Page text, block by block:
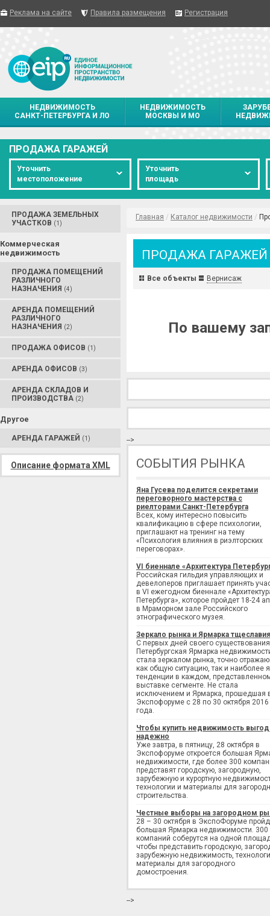
Реклама на сайте Правила размещения Регистрация
НЕДВИЖИМОСТЬ
САНКТ-ПЕТЕРБУРГА И ЛО
НЕДВИЖИМОСТЬ
МОСКВЫ И МО
ПРОДАЖА ГАРАЖЕЙ
Уточнить
местоположение
Уточнить
площадь
ПРОДАЖА ЗЕМЕЛЬНЫХ
УЧАСТКОВ (1)
Коммерческая
недвижимость
ПРОДАЖА ПОМЕЩЕНИЙ
РАЗЛИЧНОГО
НАЗНАЧЕНИЯ (4)
АРЕНДА ПОМЕЩЕНИЙ
РАЗЛИЧНОГО
НАЗНАЧЕНИЯ (2)
ПРОДАЖА ОФИСОВ (1)
АРЕНДА ОФИСОВ (3)
АРЕНДА СКЛАДОВ И
ПРОИЗВОДСТВА (2)
Другое
АРЕНДА ГАРАЖЕЙ (1)
Описание формата XML
Главная / Каталог недвижимости /
ПРОДАЖА ГАРАЖЕЙ
Все объекты Вернисаж
По вашему
-->
СОБЫТИЯ РЫНКА
Яна Гусева поделится секретами
переговорного мастерства с
риелторами Санкт-Петербурга
Всех, кому интересно повысить
квалификацию в сфере психологии,
приглашают на тренинг на тему
«Психология влияния в риэлторских
переговорах».
VI биеннале «Архитектура
Российская гильдия управляющих и
девелоперов приглашает принять
в VI ежегодном биеннале
Петербурга», которое пройдет 18-24
в Мраморном зале Российского
этнографического музея.
Зеркало рынка и Ярмарка тщеславия
С первых дней своего существования
Петербургская Ярмарка
стала зеркалом рынка, точно
как общую ситуацию, так и наиболее
тенденции в каждом,
выставке сегменте. Не стала
исключением и Ярмарка, прошедшая
Экспофоруме с 28 по 30 октября 2016
года.
Чтобы купить недвижимость
надежно
Уже завтра, в пятницу, 28 октября в
Экспофоруме откроется большая
недвижимости, где более 300
представят городскую, загородную,
зарубежную и курортную
технологии и материалы для
строительства.
Честные выборы на загородном
28 – 30 октября в ЭкспоФоруме
большая Ярмарка недвижимости. 300
компаний соберутся на одной
чтобы представить городскую,
зарубежную недвижимость,
материалы для загородного
домостроения.
-->